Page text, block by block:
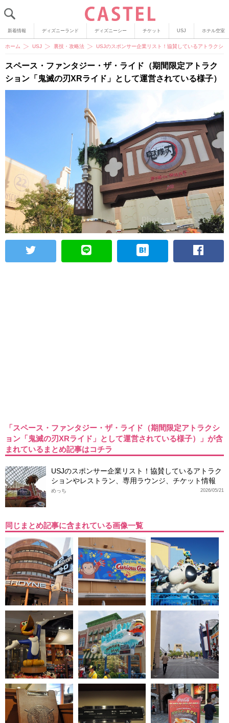
新着情報 ディズニーランド ディズニーシー チケット USJ ホテル空室
ホーム USJ 裏技・攻略法 USJのスポンサー企業リスト！協賛しているアトラクシ
スペース・ファンタジー・ザ・ライド（期間限定アトラク
ション「鬼滅の刃XRライド」として運営されている様子）
「スペース・ファンタジー・ザ・ライド（期間限定アトラクシ
ョン「鬼滅の刃XRライド」として運営されている様子）」が含
まれているまとめ記事はコチラ
USJのスポンサー企業リスト！協賛しているアトラク
ションやレストラン、専用ラウンジ、チケット情報
2026/05/21
めっち
同じまとめ記事に含まれている画像一覧